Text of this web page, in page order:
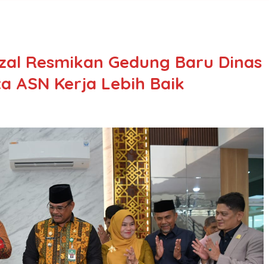
Resmikan Gedung Baru Dinas
ASN Kerja Lebih Baik